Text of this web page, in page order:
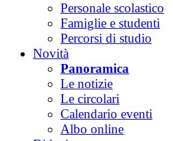
Personale scolastico
Famiglie e studenti
Percorsi di studio
Novità
Panoramica
Le notizie
Le circolari
Calendario eventi
Albo online